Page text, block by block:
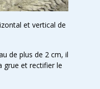
et vertical de
de plus de 2 cm, il
grue et rectifier le